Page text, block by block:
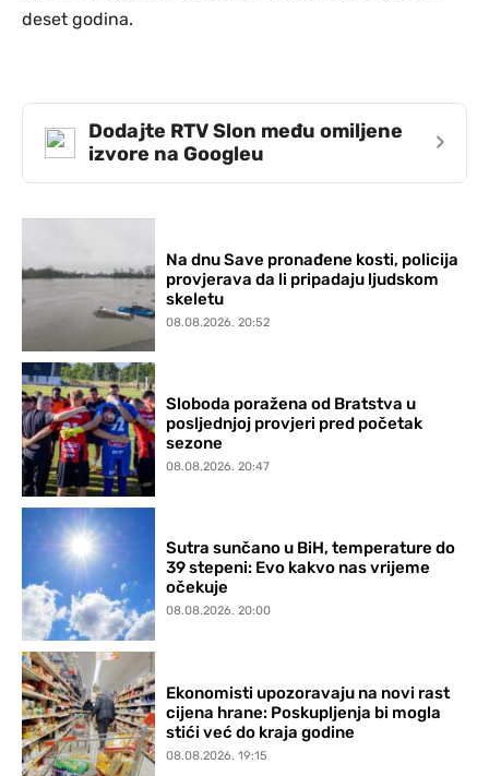
deset godina.
Dodajte RTV Slon među omiljene
izvore na Googleu
›
Na dnu Save pronađene kosti, policija
provjerava da li pripadaju ljudskom
skeletu
08.08.2026. 20:52
Sloboda poražena od Bratstva u
posljednjoj provjeri pred početak
sezone
08.08.2026. 20:47
Sutra sunčano u BiH, temperature do
39 stepeni: Evo kakvo nas vrijeme
očekuje
08.08.2026. 20:00
Ekonomisti upozoravaju na novi rast
cijena hrane: Poskupljenja bi mogla
stići već do kraja godine
08.08.2026. 19:15